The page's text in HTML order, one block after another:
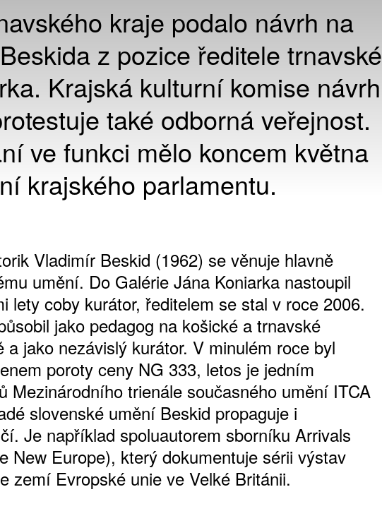
kraje podalo návrh na
z pozice ředitele trnavské
Krajská kulturní komise návrh
také odborná veřejnost.
ve funkci mělo koncem května
krajského parlamentu.
Vladimír Beskid (1962) se věnuje hlavně
umění. Do Galérie Jána Koniarka nastoupil
lety coby kurátor, ředitelem se stal v roce 2006.
jako pedagog na košické a trnavské
a jako nezávislý kurátor. V minulém roce byl
poroty ceny NG 333, letos je jedním
Mezinárodního trienále současného umění ITCA
slovenské umění Beskid propaguje i
Je například spoluautorem sborníku Arrivals
New Europe), který dokumentuje sérii výstav
zemí Evropské unie ve Velké Británii.